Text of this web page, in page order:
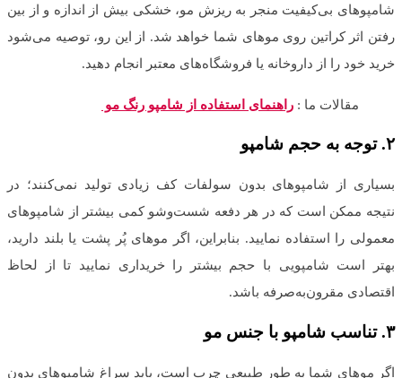
شامپوهای بی‌کیفیت منجر به ریزش مو، خشکی بیش از اندازه و از بین
رفتن اثر کراتین روی موهای شما خواهد شد. از این رو، توصیه می‌شود
خرید خود را از داروخانه یا فروشگاه‌های معتبر انجام دهید.
مقالات ما : راهنمای استفاده از شامپو رنگ مو
۲.توجه به حجم شامپو
بسیاری از شامپوهای بدون سولفات کف زیادی تولید نمی‌کنند؛ در
نتیجه ممکن است که در هر دفعه شست‌وشو کمی بیشتر از شامپوهای
معمولی را استفاده نمایید. بنابراین، اگر موهای پُر پشت یا بلند دارید،
بهتر است شامپویی با حجم بیشتر را خریداری نمایید تا از لحاظ
اقتصادی مقرون‌به‌صرفه باشد.
۳.تناسب شامپو با جنس مو
اگر موهای شما به طور طبیعی چرب است، باید سراغ شامپوهای بدون